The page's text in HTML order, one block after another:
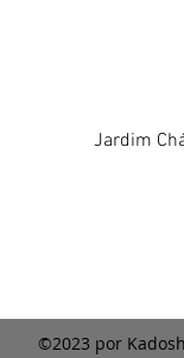
Jardim
©2023 por